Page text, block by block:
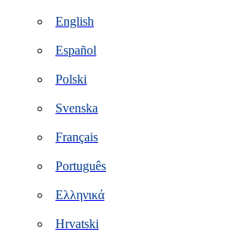
English
Español
Polski
Svenska
Français
Português
Ελληνικά
Hrvatski